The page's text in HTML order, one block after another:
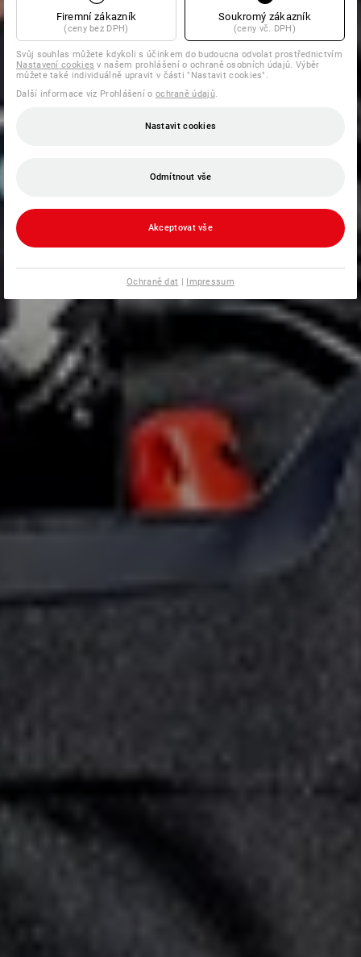
Firemní zákazník
(ceny bez DPH)
Soukromý zákazník
(ceny vč. DPH)
Svůj souhlas můžete kdykoli s účinkem do budoucna odvolat prostřednictvím
Nastavení cookies v našem prohlášení o ochraně osobních údajů. Výběr
můžete také individuálně upravit v části "Nastavit cookies".
Další informace viz Prohlášení o ochraně údajů.
Nastavit cookies
Odmítnout vše
Akceptovat vše
Ochraně dat | Impressum